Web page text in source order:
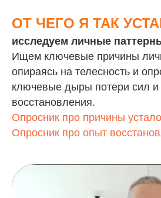
ОТ ЧЕГО Я ТАК
исследуем личные
Ищем ключевые причины
опираясь на телесность и
ключевые дыры потери сил
восстановления.
Опросник про причины
Опросник про опыт